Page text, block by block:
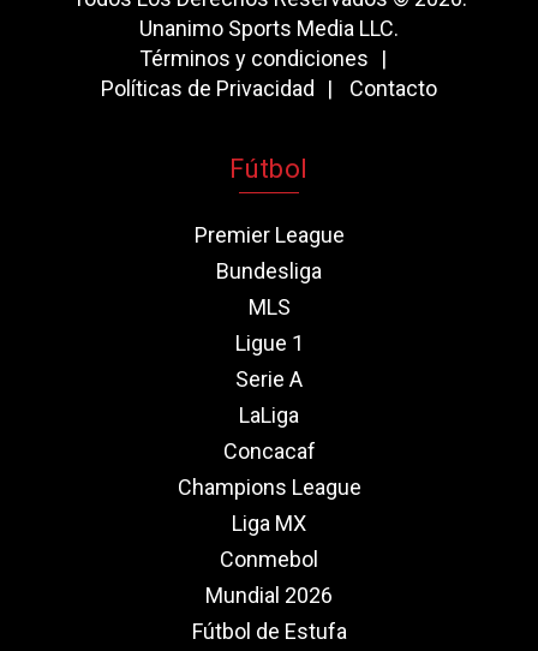
Unanimo Sports Media LLC.
Términos y condiciones
Políticas de Privacidad
Contacto
Fútbol
Premier League
Bundesliga
MLS
Ligue 1
Serie A
LaLiga
Concacaf
Champions League
Liga MX
Conmebol
Mundial 2026
Fútbol de Estufa